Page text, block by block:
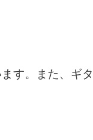
す。また、ギ